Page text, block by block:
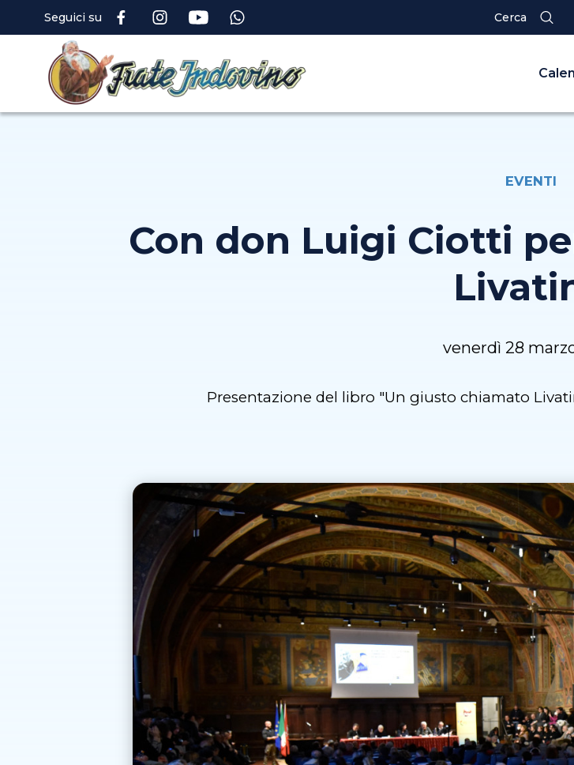
Seguici su Cerca
EVENTI
Con don Luigi Ciotti
venerdì 28
Presentazione del libro "Un giusto chiamato